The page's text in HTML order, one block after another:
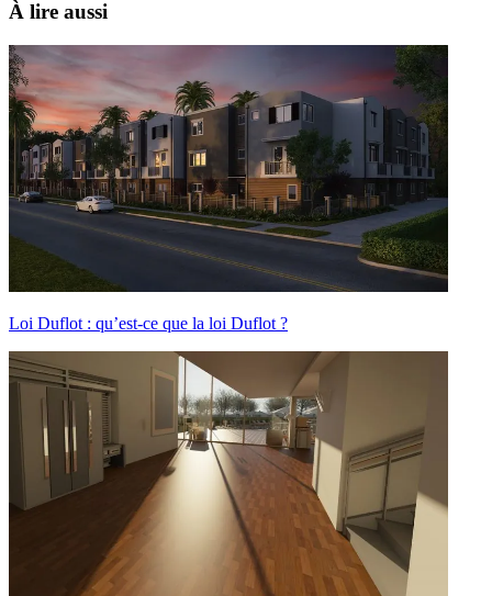
À lire aussi
Loi Duflot : qu’est-ce que la loi Duflot ?